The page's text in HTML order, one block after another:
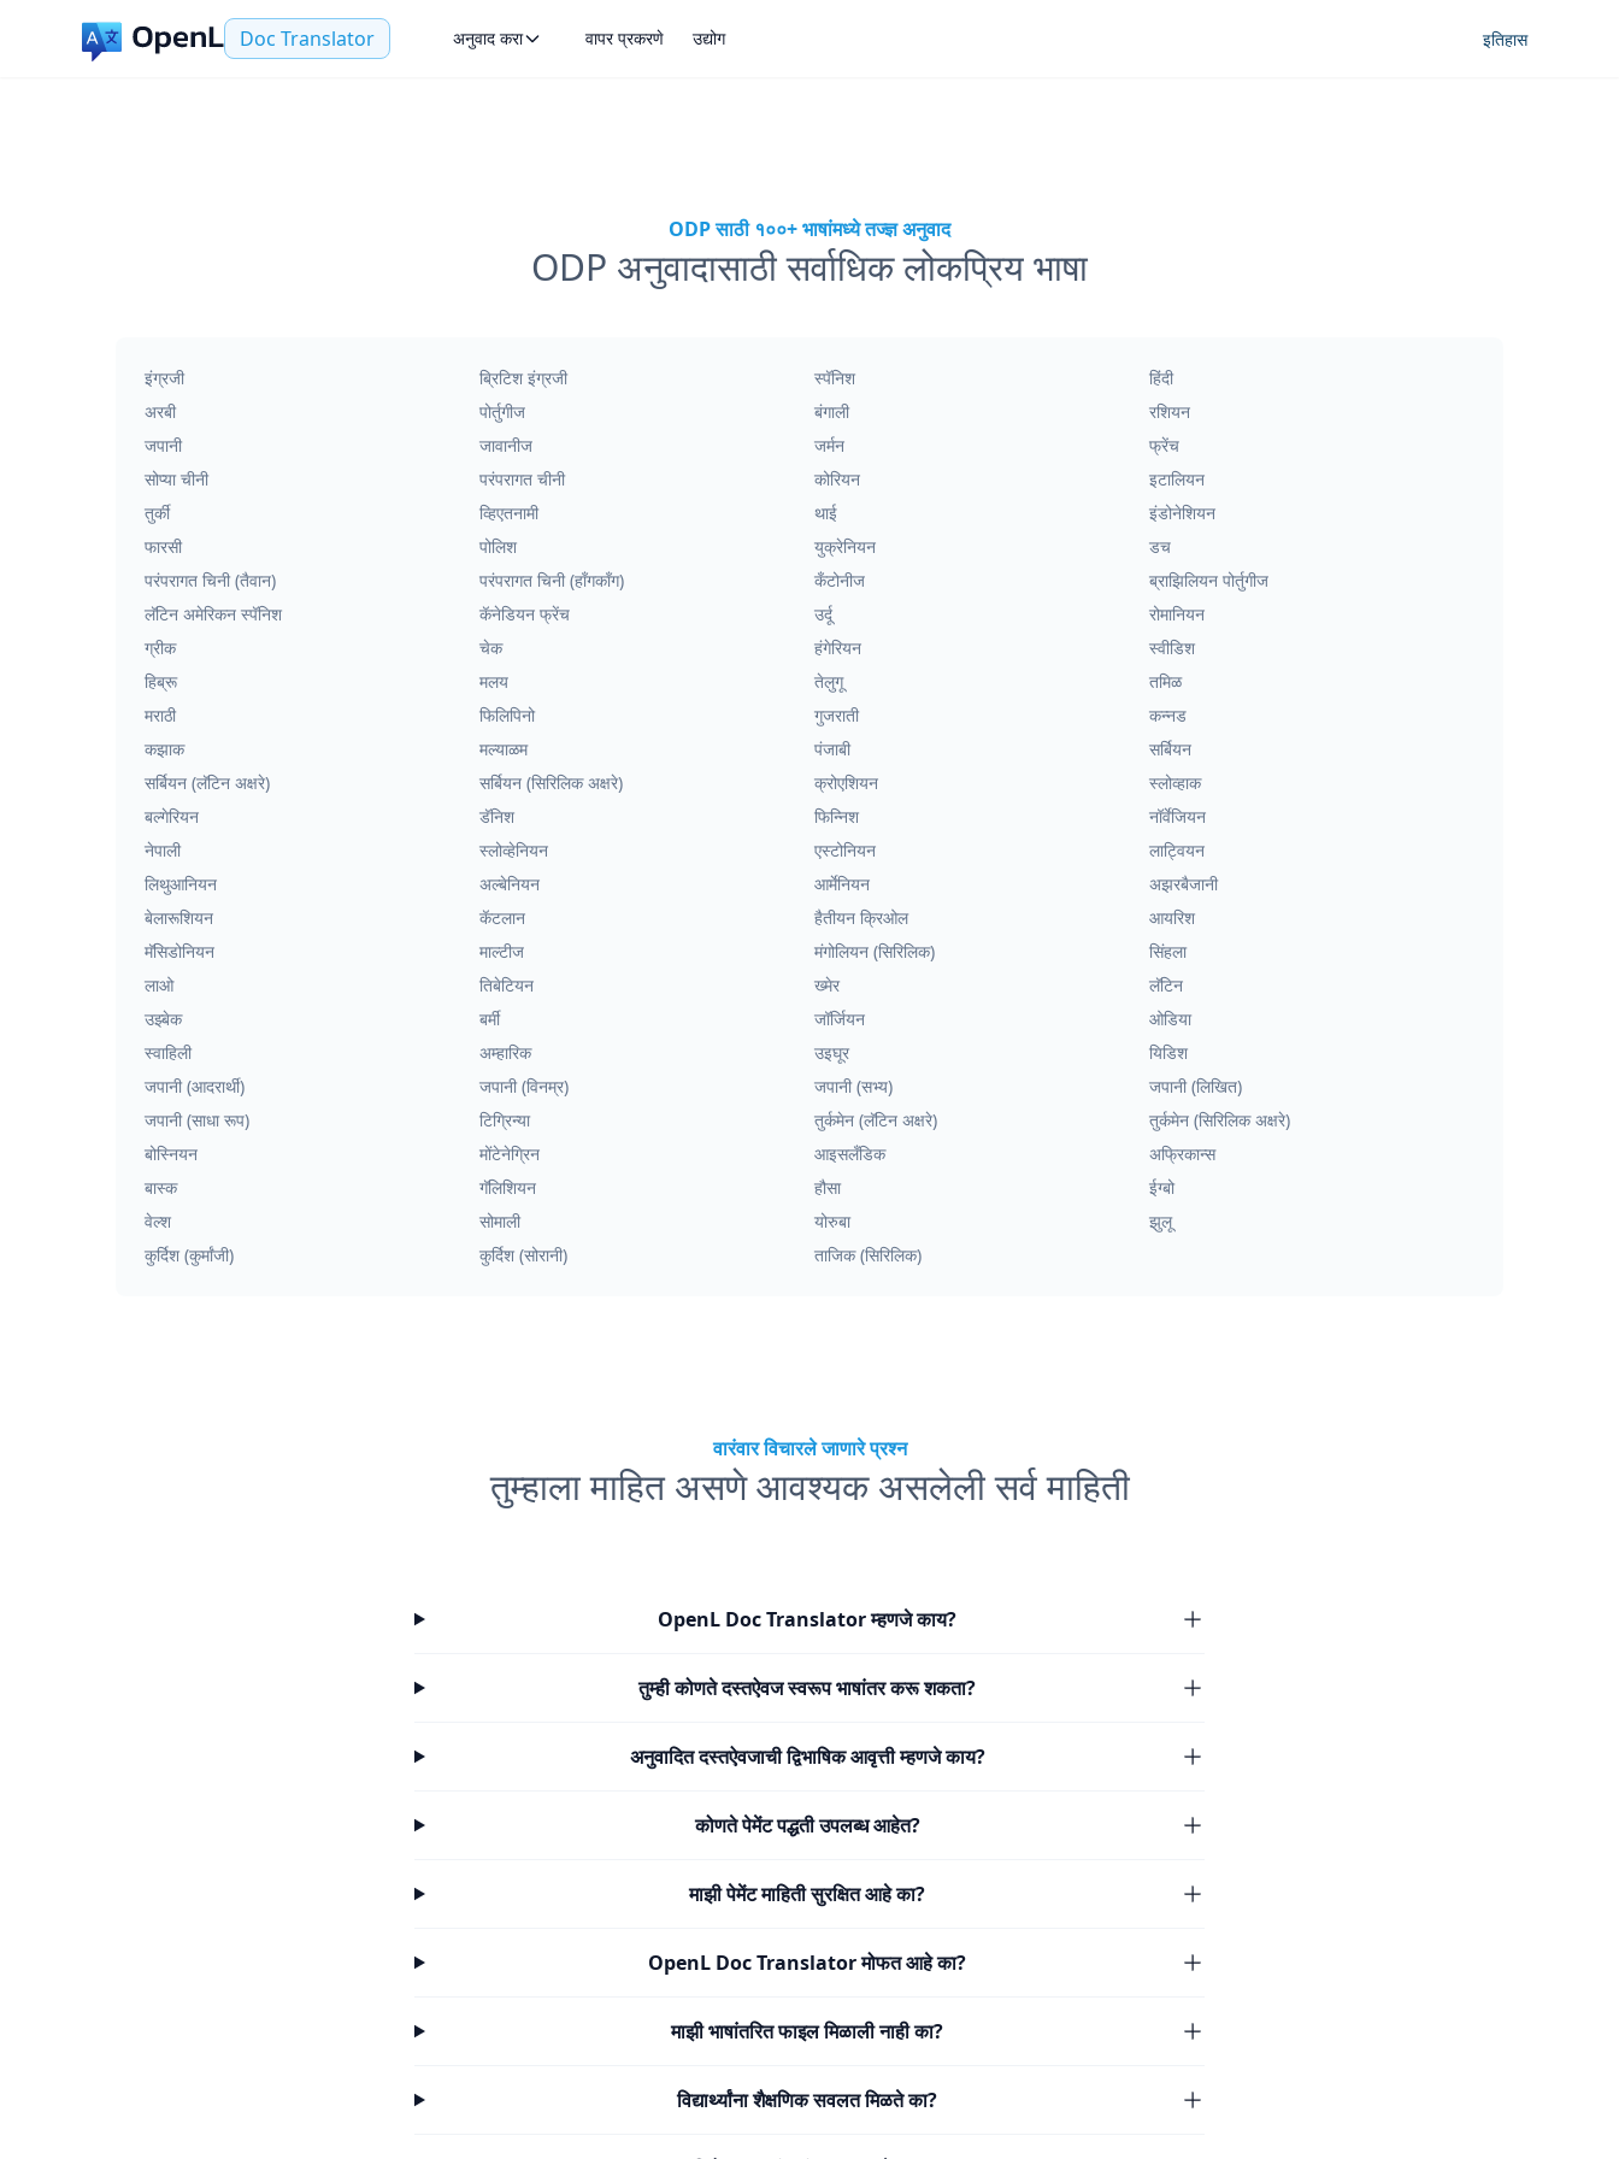
Doc Translator अनुवाद करा वापर प्रकरणे उद्योग इतिहास
ODP साठी १००+ भाषांमध्ये तज्ज्ञ अनुवाद
ODP अनुवादासाठी सर्वाधिक लोकप्रिय भाषा
इंग्रजी ब्रिटिश इंग्रजी स्पॅनिश
हिंदी
अरबी
पोर्तुगीज बंगाली
रशियन
जपानी
जावानीज जर्मन
फ्रेंच
सोप्या चीनी
परंपरागत चीनी कोरियन
इटालियन
तुर्की
व्हिएतनामी थाई
इंडोनेशियन
फारसी
पोलिश युक्रेनियन
डच
परंपरागत चिनी (तैवान)
परंपरागत चिनी (हॉंगकॉंग) कँटोनीज
ब्राझिलियन पोर्तुगीज
लॅटिन अमेरिकन स्पॅनिश
कॅनेडियन फ्रेंच उर्दू
रोमानियन
ग्रीक
चेक हंगेरियन
स्वीडिश
हिब्रू
मलय तेलुगू
तमिळ
मराठी
फिलिपिनो गुजराती
कन्नड
कझाक
मल्याळम पंजाबी
सर्बियन
सर्बियन (लॅटिन अक्षरे)
सर्बियन (सिरिलिक अक्षरे) क्रोएशियन
स्लोव्हाक
बल्गेरियन
डॅनिश फिन्निश
नॉर्वेजियन
नेपाली
स्लोव्हेनियन एस्टोनियन
लाट्वियन
लिथुआनियन
अल्बेनियन आर्मेनियन
अझरबैजानी
बेलारूशियन
कॅटलान हैतीयन क्रिओल
आयरिश
मॅसिडोनियन
माल्टीज मंगोलियन (सिरिलिक)
सिंहला
लाओ
तिबेटियन ख्मेर
लॅटिन
उझ्बेक
बर्मी जॉर्जियन
ओडिया
स्वाहिली
अम्हारिक उइघूर
यिडिश
जपानी (आदरार्थी)
जपानी (विनम्र) जपानी (सभ्य)
जपानी (लिखित)
जपानी (साधा रूप)
टिग्रिन्या तुर्कमेन (लॅटिन अक्षरे)
तुर्कमेन (सिरिलिक अक्षरे)
बोस्नियन
मोंटेनेग्रिन आइसलँडिक
अफ्रिकान्स
बास्क
गॅलिशियन हौसा
ईग्बो
वेल्श
सोमाली योरुबा
झुलू
कुर्दिश (कुर्मांजी)
कुर्दिश (सोरानी) ताजिक (सिरिलिक)
वारंवार विचारले जाणारे प्रश्न
तुम्हाला माहित असणे आवश्यक असलेली सर्व माहिती
OpenL Doc Translator म्हणजे काय?
तुम्ही कोणते दस्तऐवज स्वरूप भाषांतर करू शकता?
अनुवादित दस्तऐवजाची द्विभाषिक आवृत्ती म्हणजे काय?
कोणते पेमेंट पद्धती उपलब्ध आहेत?
माझी पेमेंट माहिती सुरक्षित आहे का?
OpenL Doc Translator मोफत आहे का?
माझी भाषांतरित फाइल मिळाली नाही का?
विद्यार्थ्यांना शैक्षणिक सवलत मिळते का?